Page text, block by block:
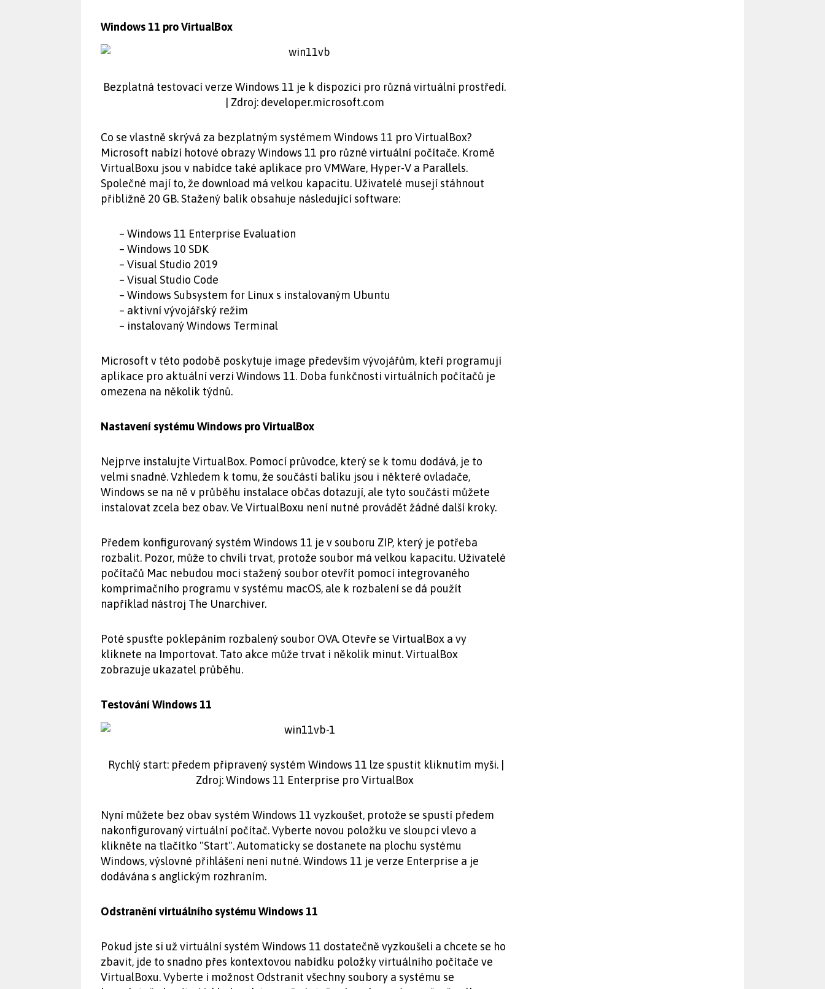
Windows 11 pro VirtualBox
Bezplatná testovací verze Windows 11 je k dispozici pro různá virtuální prostředí.
| Zdroj: developer.microsoft.com
Co se vlastně skrývá za bezplatným systémem Windows 11 pro VirtualBox?
Microsoft nabízí hotové obrazy Windows 11 pro různé virtuální počítače. Kromě
VirtualBoxu jsou v nabídce také aplikace pro VMWare, Hyper-V a Parallels.
Společné mají to, že download má velkou kapacitu. Uživatelé musejí stáhnout
přibližně 20 GB. Stažený balík obsahuje následující software:
– Windows 11 Enterprise Evaluation
– Windows 10 SDK
– Visual Studio 2019
– Visual Studio Code
– Windows Subsystem for Linux s instalovaným Ubuntu
– aktivní vývojářský režim
– instalovaný Windows Terminal
Microsoft v této podobě poskytuje image především vývojářům, kteří programují
aplikace pro aktuální verzi Windows 11. Doba funkčnosti virtuálních počítačů je
omezena na několik týdnů.
Nastavení systému Windows pro VirtualBox
Nejprve instalujte VirtualBox. Pomocí průvodce, který se k tomu dodává, je to
velmi snadné. Vzhledem k tomu, že součástí balíku jsou i některé ovladače,
Windows se na ně v průběhu instalace občas dotazují, ale tyto součásti můžete
instalovat zcela bez obav. Ve VirtualBoxu není nutné provádět žádné další kroky.
Předem konfigurovaný systém Windows 11 je v souboru ZIP, který je potřeba
rozbalit. Pozor, může to chvíli trvat, protože soubor má velkou kapacitu. Uživatelé
počítačů Mac nebudou moci stažený soubor otevřít pomocí integrovaného
komprimačního programu v systému macOS, ale k rozbalení se dá použít
například nástroj The Unarchiver.
Poté spusťte poklepáním rozbalený soubor OVA. Otevře se VirtualBox a vy
kliknete na Importovat. Tato akce může trvat i několik minut. VirtualBox
zobrazuje ukazatel průběhu.
Testování Windows 11
Rychlý start: předem připravený systém Windows 11 lze spustit kliknutím myši. |
Zdroj: Windows 11 Enterprise pro VirtualBox
Nyní můžete bez obav systém Windows 11 vyzkoušet, protože se spustí předem
nakonfigurovaný virtuální počítač. Vyberte novou položku ve sloupci vlevo a
klikněte na tlačítko "Start". Automaticky se dostanete na plochu systému
Windows, výslovné přihlášení není nutné. Windows 11 je verze Enterprise a je
dodávána s anglickým rozhraním.
Odstranění virtuálního systému Windows 11
Pokud jste si už virtuální systém Windows 11 dostatečně vyzkoušeli a chcete se ho
zbavit, jde to snadno přes kontextovou nabídku položky virtuálního počítače ve
VirtualBoxu. Vyberte i možnost Odstranit všechny soubory a systému se